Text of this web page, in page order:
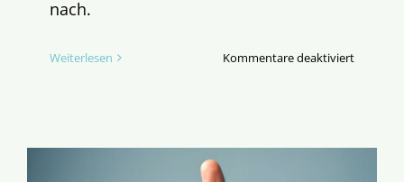
nach.
Weiterlesen Kommentare deaktiviertfür